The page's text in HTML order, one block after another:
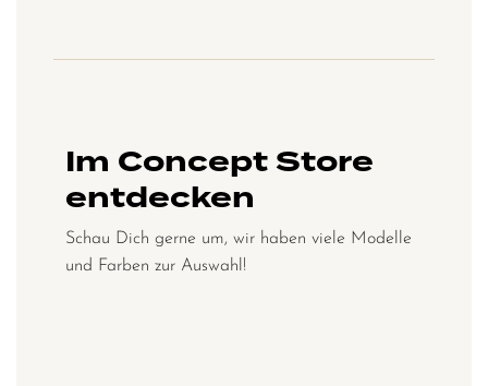
Im Concept Store
entdecken
Schau Dich gerne um, wir haben viele Modelle
und Farben zur Auswahl!